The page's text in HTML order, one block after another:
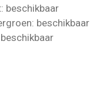
beschikbaar
beschikbaar